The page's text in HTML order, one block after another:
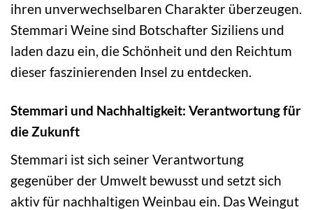
ihren unverwechselbaren Charakter überzeugen.
Stemmari Weine sind Botschafter Siziliens und
laden dazu ein, die Schönheit und den Reichtum
dieser faszinierenden Insel zu entdecken.
Stemmari und Nachhaltigkeit: Verantwortung für
die Zukunft
Stemmari ist sich seiner Verantwortung
gegenüber der Umwelt bewusst und setzt sich
aktiv für nachhaltigen Weinbau ein. Das Weingut